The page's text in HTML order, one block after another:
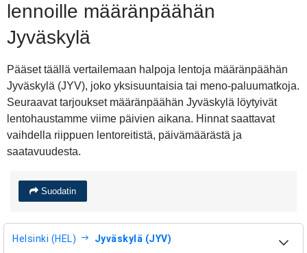
lennoille määränpäähän
Jyväskylä
Pääset täällä vertailemaan halpoja lentoja määränpäähän
Jyväskylä (JYV), joko yksisuuntaisia tai meno-paluumatkoja.
Seuraavat tarjoukset määränpäähän Jyväskylä löytyivät
lentohaustamme viime päivien aikana. Hinnat saattavat
vaihdella riippuen lentoreitistä, päivämäärästä ja
saatavuudesta.
Suodatin
Helsinki (HEL) Jyväskylä (JYV)